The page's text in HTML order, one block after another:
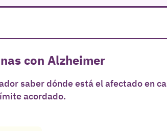
con Alzheimer
saber dónde está el afectado en
acordado.